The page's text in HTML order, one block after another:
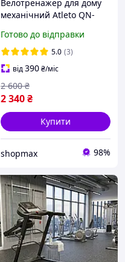
Велотренажер для дому
механічний Atleto QN-
Домашній
кардіотренажер до 100 кг
Готово до відправки
5.0 (3)
від390₴/міс
2 340₴
2 600 ₴
Купити
shopmax 98%